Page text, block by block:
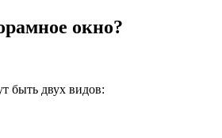
окно?
быть двух видов: